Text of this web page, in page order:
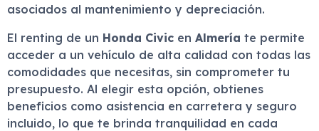
asociados al mantenimiento y depreciación.
El renting de un Honda Civic en Almería te permite
acceder a un vehículo de alta calidad con todas las
comodidades que necesitas, sin comprometer tu
presupuesto. Al elegir esta opción, obtienes
beneficios como asistencia en carretera y seguro
incluido, lo que te brinda tranquilidad en cada